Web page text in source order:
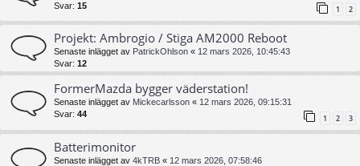
Svar: 15 1 2
Projekt: Ambrogio / Stiga AM2000 Reboot
Senaste inlägget av PatrickOhlson « 12 mars 2026, 10:45:43
Svar: 12
FormerMazda bygger väderstation!
Senaste inlägget av Mickecarlsson « 12 mars 2026, 09:15:31
Svar: 44 1 2 3
Batterimonitor
Senaste inlägget av 4kTRB « 12 mars 2026, 07:58:46